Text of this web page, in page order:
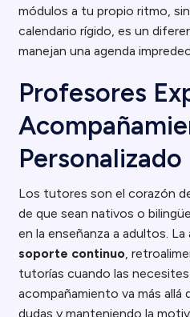
módulos a tu propio ritmo,
calendario rígido, es un
manejan una agenda
Profesores
Personalizado
Los tutores son el corazón
de que sean nativos o
en la enseñanza a adultos.
soporte continuo,
tutorías cuando las
acompañamiento va más allá
dudas y manteniendo la